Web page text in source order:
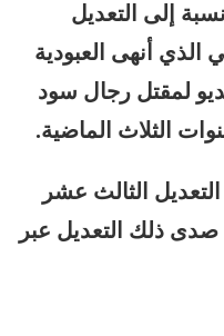
إلى التعديل
الذي أنهى العبودية
فيديو لمقتل رجال سود
الثلاث الماضية.
الثالث عشر
ذلك التعديل عبر